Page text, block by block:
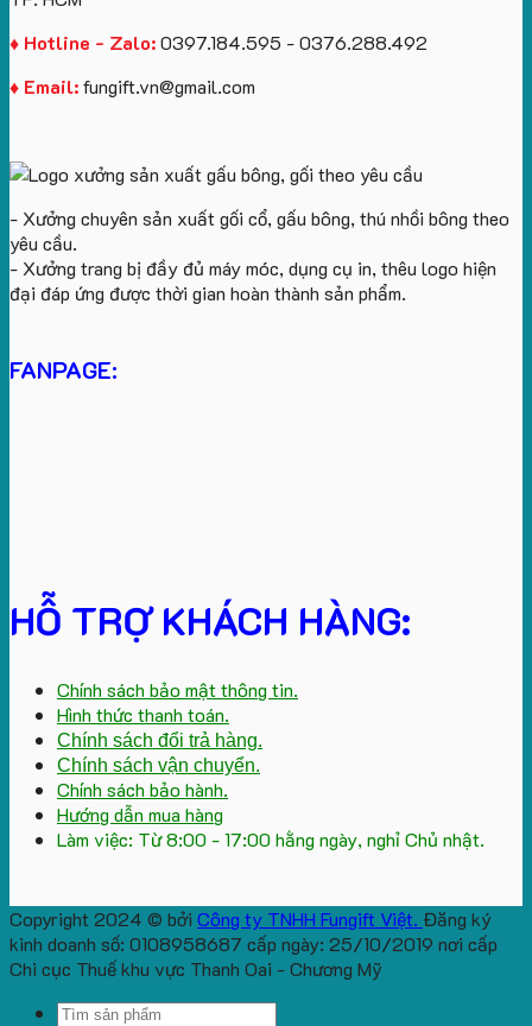
♦ Hotline - Zalo:0397.184.595 - 0376.288.492
♦ Email:fungift.vn@gmail.com
- Xưởng chuyên sản xuất gối cổ, gấu bông, thú nhồi bông theo
yêu cầu.
- Xưởng trang bị đầy đủ máy móc, dụng cụ in, thêu logo hiện
đại đáp ứng được thời gian hoàn thành sản phẩm.
FANPAGE:
HỖ TRỢ KHÁCH HÀNG:
Chính sách bảo mật thông tin.
Hình thức thanh toán.
Chính sách đổi trả hàng.
Chính sách vận chuyển.
Chính sách bảo hành.
Hướng dẫn mua hàng
Làm việc: Từ 8:00 - 17:00 hằng ngày, nghỉ Chủ nhật.
Copyright 2024 © bởi Công ty TNHH Fungift Việt. Đăng ký
kinh doanh số: 0108958687 cấp ngày: 25/10/2019 nơi cấp
Chi cục Thuế khu vực Thanh Oai - Chương Mỹ
Search